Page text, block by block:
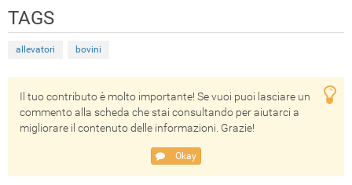
TAGS
allevatori bovini
Il tuo contributo è molto importante! Se vuoi puoi lasciare un
commento alla scheda che stai consultando per aiutarci a
migliorare il contenuto delle informazioni. Grazie!
Okay